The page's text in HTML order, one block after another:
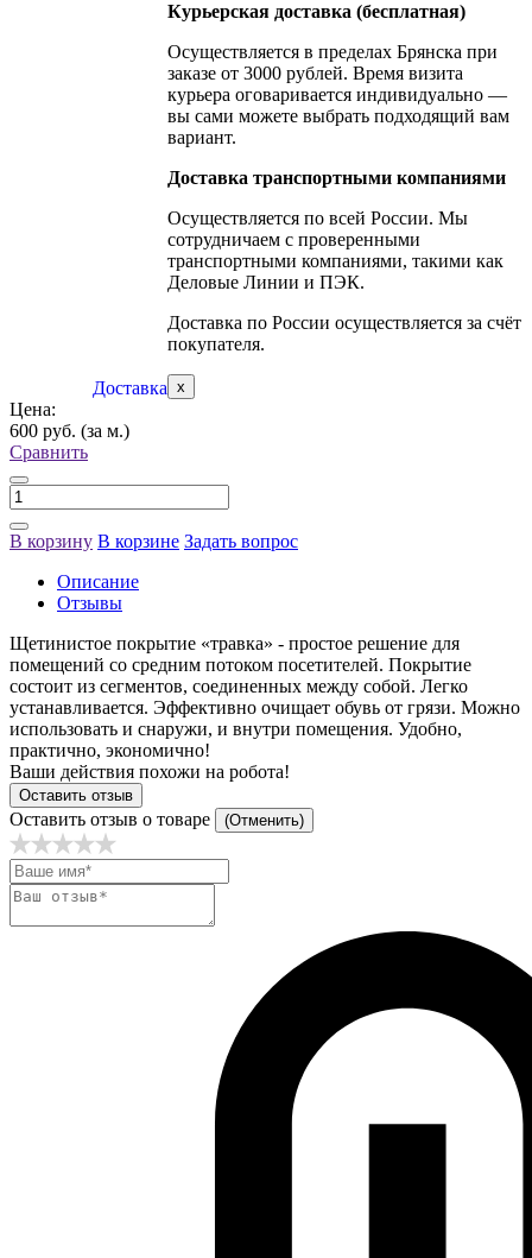
Доставка
Курьерская доставка (бесплатная)
Осуществляется в пределах Брянска при
заказе от 3000 рублей. Время визита
курьера оговаривается индивидуально —
вы сами можете выбрать подходящий вам
вариант.
Доставка транспортными компаниями
Осуществляется по всей России. Мы
сотрудничаем с проверенными
транспортными компаниями, такими как
Деловые Линии и ПЭК.
Доставка по России осуществляется за счёт
покупателя.
x
Цена:
600 руб. (за м.)
Сравнить
В корзину В корзине Задать вопрос
Описание
Отзывы
Щетинистое покрытие «травка» - простое решение для
помещений со средним потоком посетителей. Покрытие
состоит из сегментов, соединенных между собой. Легко
устанавливается. Эффективно очищает обувь от грязи. Можно
использовать и снаружи, и внутри помещения. Удобно,
практично, экономично!
Ваши действия похожи на робота!
Оставить отзыв
Оставить отзыв о товаре (Отменить)